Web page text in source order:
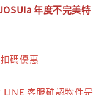
年度不完美特
碼優惠
LINE 客服確認物件是